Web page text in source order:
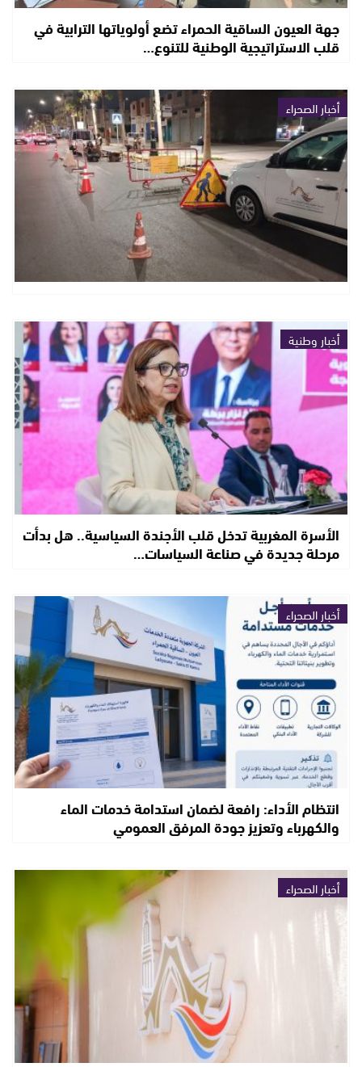
جهة العيون الساقية الحمراء تضع أولوياتها الترابية في
قلب الاستراتيجية الوطنية للتنوع…
أخبار الصحراء
أخبار وطنية
الأسرة المغربية تدخل قلب الأجندة السياسية.. هل بدأت
مرحلة جديدة في صناعة السياسات…
أخبار الصحراء
انتظام الأداء: رافعة لضمان استدامة خدمات الماء
والكهرباء وتعزيز جودة المرفق العمومي
أخبار الصحراء